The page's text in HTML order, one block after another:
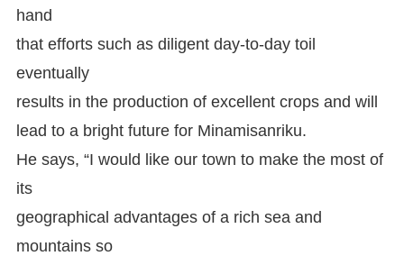
hand
that efforts such as diligent day-to-day toil
eventually
results in the production of excellent crops and will
lead to a bright future for Minamisanriku.
He says, “I would like our town to make the most of
its
geographical advantages of a rich sea and
mountains so